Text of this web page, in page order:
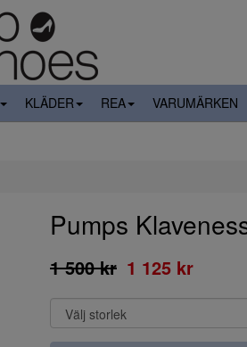
KLÄDER REA VARUMÄRKEN
Pumps
1 500 kr 1 125 kr